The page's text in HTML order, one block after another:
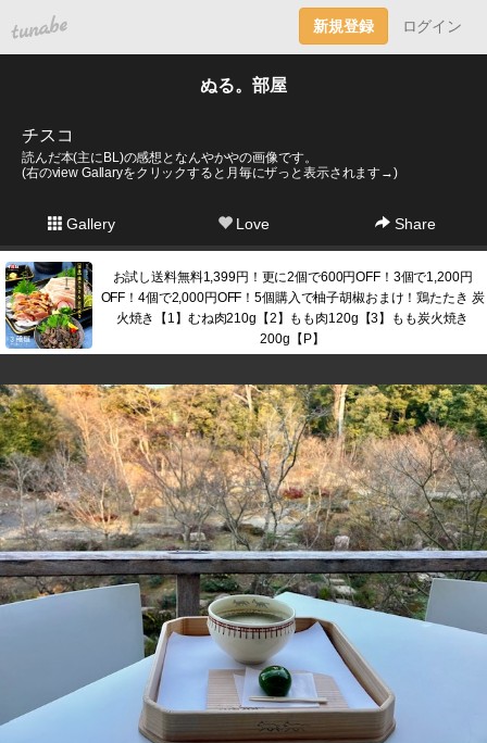
tuna.be 新規登録 ログイン
ぬる。部屋
チスコ
読んだ本(主にBL)の感想となんやかやの画像です。
(右のview Gallaryをクリックすると月毎にザっと表示されます→)
Gallery Love Share
お試し送料無料1,399円！更に2個で600円OFF！3個で1,200円
OFF！4個で2,000円OFF！5個購入で柚子胡椒おまけ！鶏たたき 炭
火焼き【1】むね肉210g【2】もも肉120g【3】もも炭火焼き
200g【P】